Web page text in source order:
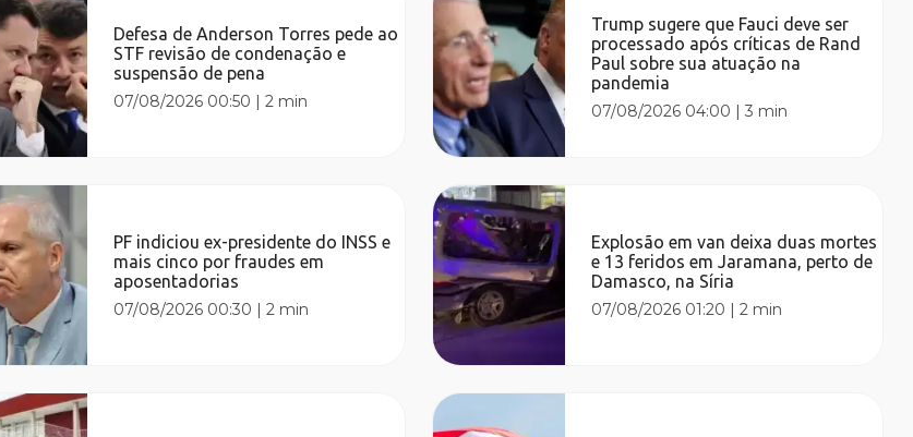
Defesa de Anderson Torres pede ao
STF revisão de condenação e
suspensão de pena
07/08/2026 00:50 |2 min
PF indiciou ex-presidente do INSS e
mais cinco por fraudes em
aposentadorias
07/08/2026 00:30 |2 min
Trump sugere que Fauci deve ser
processado após críticas de Rand
Paul sobre sua atuação na
pandemia
07/08/2026 04:00 |3 min
Explosão em van deixa duas mortes
e 13 feridos em Jaramana, perto de
Damasco, na Síria
07/08/2026 01:20 |2 min